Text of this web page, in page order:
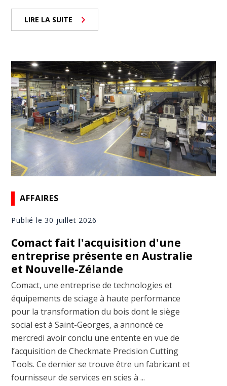
LIRE LA SUITE
AFFAIRES
Publié le 30 juillet 2026
Comact fait l'acquisition d'une
entreprise présente en Australie
et Nouvelle-Zélande
Comact, une entreprise de technologies et
équipements de sciage à haute performance
pour la transformation du bois dont le siège
social est à Saint-Georges, a annoncé ce
mercredi avoir conclu une entente en vue de
l’acquisition de Checkmate Precision Cutting
Tools. Ce dernier se trouve être un fabricant et
fournisseur de services en scies à ...